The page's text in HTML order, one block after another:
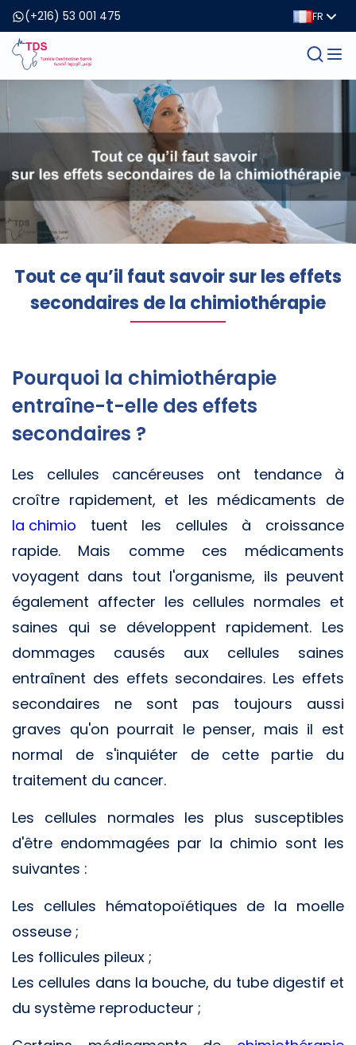
(+216) 53 001 475 FR
Tout ce qu’il faut savoir sur les effets
secondaires de la chimiothérapie
Pourquoi la chimiothérapie
entraîne-t-elle des effets
secondaires ?
Les cellules cancéreuses ont tendance à
croître rapidement, et les médicaments de
la chimio tuent les cellules à croissance
rapide. Mais comme ces médicaments
voyagent dans tout l'organisme, ils peuvent
également affecter les cellules normales et
saines qui se développent rapidement. Les
dommages causés aux cellules saines
entraînent des effets secondaires. Les effets
secondaires ne sont pas toujours aussi
graves qu'on pourrait le penser, mais il est
normal de s'inquiéter de cette partie du
traitement du cancer.
Les cellules normales les plus susceptibles
d'être endommagées par la chimio sont les
suivantes :
Les cellules hématopoïétiques de la moelle
osseuse ;
Les follicules pileux ;
Les cellules dans la bouche, du tube digestif et
du système reproducteur ;